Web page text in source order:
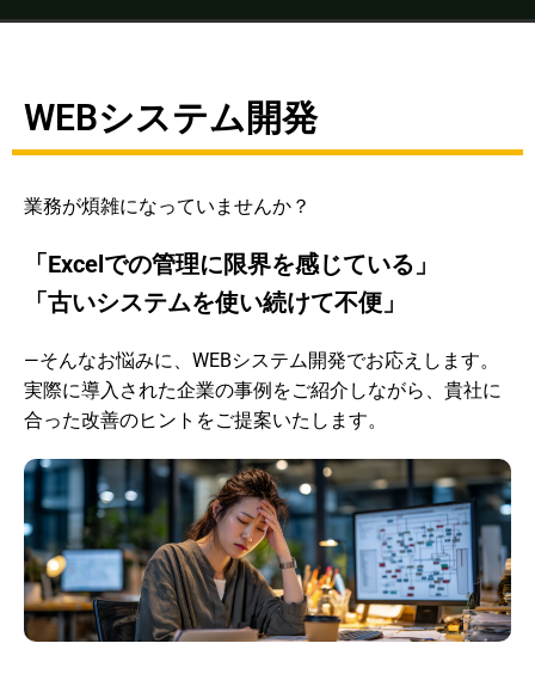
WEBシステム開発
業務が煩雑になっていませんか？
「Excelでの管理に限界を感じている」
「古いシステムを使い続けて不便」
—そんなお悩みに、WEBシステム開発でお応えします。
実際に導入された企業の事例をご紹介しながら、貴社に
合った改善のヒントをご提案いたします。